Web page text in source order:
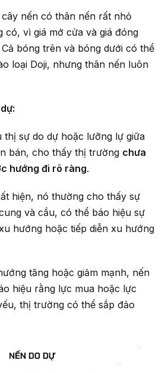
cây nến có thân nến rất nhỏ
có, vì giá mở cửa và giá đóng
bóng trên và bóng dưới có thể
loại Doji, nhưng thân nến luôn
thị sự do dự hoặc lưỡng lự giữa
bán, cho thấy thị trường chưa
hướng đi rõ ràng.
hiện, nó thường cho thấy sự
và cầu, có thể báo hiệu sự
hướng hoặc tiếp diễn xu hướng
tăng hoặc giảm mạnh, nến
hiệu rằng lực mua hoặc lực
thị trường có thể sắp đảo